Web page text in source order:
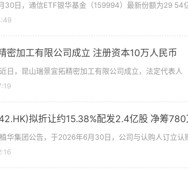
30日，通信ETF银华基金（159994）最新份额为29 54
密加工有限公司成立 注册资本10万人民币
日，昆山瑞景宜拓精密加工有限公司成立，法定代表人
拟折让约15.38%配发2.4亿股 净筹
华集团公告，于2026年6月30日，公司与认购人订立认